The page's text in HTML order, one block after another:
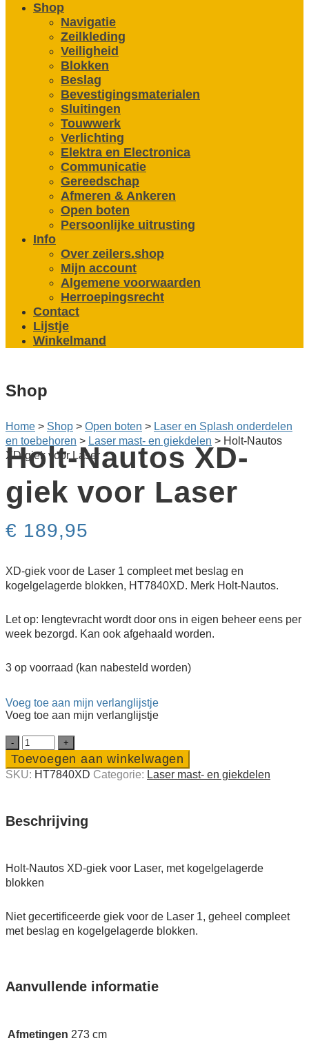
Shop
Navigatie
Zeilkleding
Veiligheid
Blokken
Beslag
Bevestigings­­materialen
Sluitingen
Touwwerk
Verlichting
Elektra en Electronica
Communicatie
Gereedschap
Afmeren & Ankeren
Open boten
Persoonlijke uitrusting
Info
Over zeilers.shop
Mijn account
Algemene voorwaarden
Herroepingsrecht
Contact
Lijstje
Winkelmand
Shop
Home > Shop > Open boten > Laser en Splash onderdelen
en toebehoren > Laser mast- en giekdelen > Holt-Nautos
XD-giek voor Laser
Holt-Nautos XD-
giek voor Laser
€ 189,95
XD-giek voor de Laser 1 compleet met beslag en
kogelgelagerde blokken, HT7840XD. Merk Holt-Nautos.
Let op: lengtevracht wordt door ons in eigen beheer eens per
week bezorgd. Kan ook afgehaald worden.
3 op voorraad (kan nabesteld worden)
Voeg toe aan mijn verlanglijstje
Voeg toe aan mijn verlanglijstje
Holt-
Nautos
XD-
giek
quantity
Toevoegen aan winkelwagen
SKU: HT7840XD Categorie: Laser mast- en giekdelen
Beschrijving
Holt-Nautos XD-giek voor Laser, met kogelgelagerde
blokken
Niet gecertificeerde giek voor de Laser 1, geheel compleet
met beslag en kogelgelagerde blokken.
Aanvullende informatie
Afmetingen 273 cm